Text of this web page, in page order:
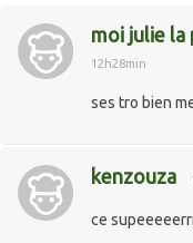
moi julie la
12h28min
ses tro bien
kenzouza
ce